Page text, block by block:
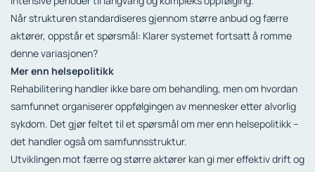
Når strukturen standardiseres gjennom større anbud og færre
aktører, oppstår et spørsmål: Klarer systemet fortsatt å romme
denne variasjonen?
Mer enn helsepolitikk
Rehabilitering handler ikke bare om behandling, men om hvordan
samfunnet organiserer oppfølgingen av mennesker etter alvorlig
sykdom. Det gjør feltet til et spørsmål om mer enn helsepolitikk –
det handler også om samfunnsstruktur.
Utviklingen mot færre og større aktører kan gi mer effektiv drift og